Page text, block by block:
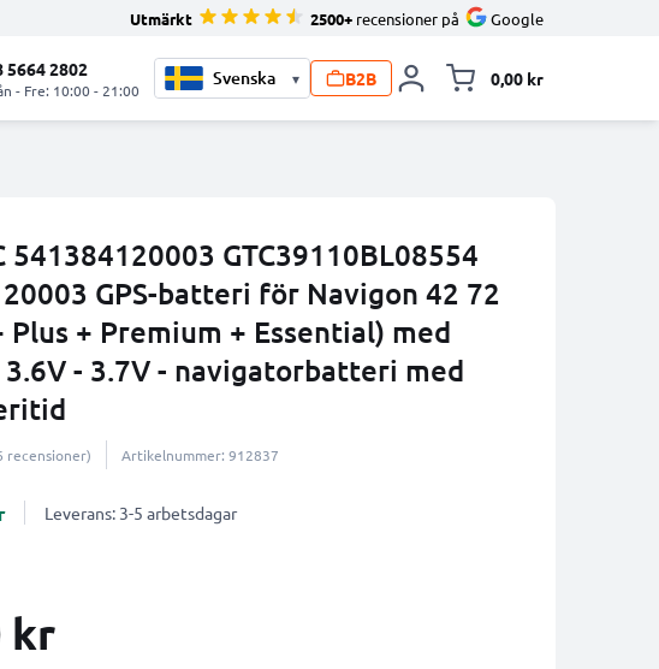
Utmärkt 2500+ recensioner på Google
5664 2802
- Fre: 10:00 - 21:00
▾ B2B 0,00 kr
541384120003 GTC39110BL08554
GPS-batteri för Navigon 42 72
Plus + Premium + Essential) med
3.6V - 3.7V - navigatorbatteri med
recensioner) Artikelnummer: 912837
Leverans: 3-5 arbetsdagar
kr